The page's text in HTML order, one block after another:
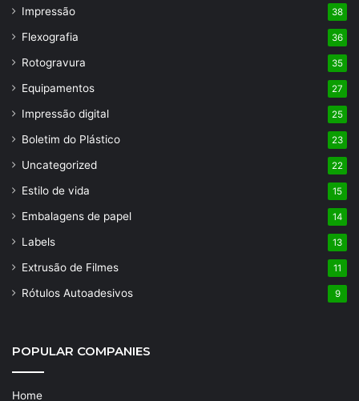
Impressão 38
Flexografia 36
Rotogravura 35
Equipamentos 27
Impressão digital 25
Boletim do Plástico 23
Uncategorized 22
Estilo de vida 15
Embalagens de papel 14
Labels 13
Extrusão de Filmes 11
Rótulos Autoadesivos 9
POPULAR COMPANIES
Home